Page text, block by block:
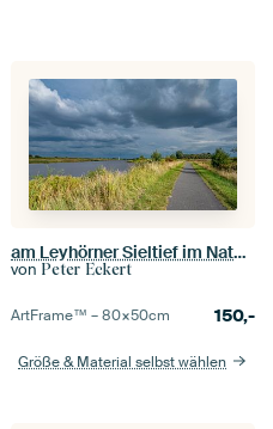
am Leyhörner Sieltief im Naturschutzgebiet Leyhörn,Krummhörn,Ostfriesland
von Peter Eckert
ArtFrame™ –80×50cm 150,-
Größe & Material selbst wählen